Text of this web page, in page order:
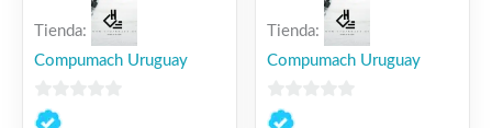
Tienda:
Compumach Uruguay
0
Tienda:
Compumach Uruguay
0